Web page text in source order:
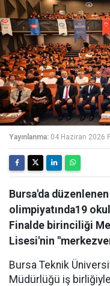
Yayınlanma: 04 Haziran 2026
Bursa'da
olimpiyatında19
Finalde birinciliği
Lisesi'nin
Bursa Teknik
Müdürlüğü iş